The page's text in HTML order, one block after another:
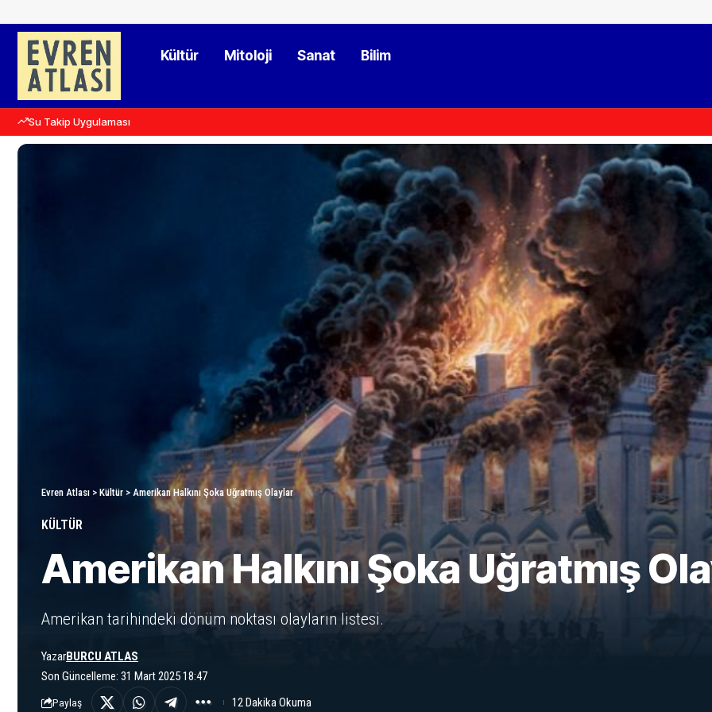
Kültür Mitoloji Sanat Bilim
Su Takip Uygulaması
Evren Atlası > Kültür > Amerikan Halkını Şoka Uğratmış Olaylar
KÜLTÜR
Amerikan Halkını Şoka Uğratmış
Amerikan tarihindeki dönüm noktası olayların listesi.
Son Güncelleme: 31 Mart 2025 18:47
YazarBURCU ATLAS
Paylaş 12 Dakika Okuma